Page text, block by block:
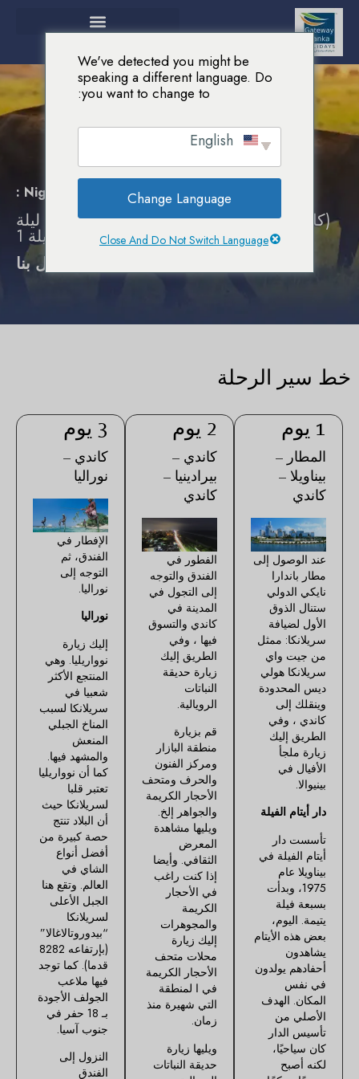
الرئيسية باقات سياحية
بوابة لسريلنكا
(كاندي ( ليلة 2) - نواريليا ( ليلة 2)- كالوتارا ( ليلة
2)- كولومبوا ( ليلة 1
خط سير الرحلة
1 يوم
المطار –
بيناويلا –
كاندي
عند الوصول إلى
مطار باندارا
نايكي الدولي
ستنال الذوق
الأول لضيافة
سريلانكا: ممثل
من جيت واي
سريلانكا هولي
ديس المحدودة
وينقلك إلى
كاندي ، وفي
الطريق إليك
زيارة ملجأ
الأفيال في
بينيوالا.
دار أيتام الفيلة
تأسست دار
أيتام الفيلة في
بيناويلا عام
1975، وبدأت
بسبعة فيلة
يتيمة. اليوم،
بعض هذه الأيتام
يشاهدون
أحفادهم يولدون
في نفس
المكان. الهدف
الأصلي من
تأسيس الدار
كان سياحيًا،
لكنه أصبح
2 يوم
كاندي –
بيرادينيا –
كاندي
الفطور في
الفندق والتوجه
إلى التجول في
المدينة في
كاندي والتسوق
فيها ، وفي
الطريق إليك
زيارة حديقة
النباتات
الرويالية.
قم بزيارة
منطقة البازار
ومركز الفنون
والحرف ومتحف
الأحجار الكريمة
والجواهر إلخ.
ويليها مشاهدة
المعرض
الثقافي. وأيضا
إذا كنت راغب
في الأحجار
الكريمة
والمجوهرات
إليك زيارة
محلات متحف
الأحجار الكريمة
في ا لمنطقة
التي شهيرة منذ
زمان.
ويليها زيارة
حديقة النباتات
3 يوم
كاندي –
نوراليا
الإفطار في
الفندق، ثم
التوجه إلى
نوراليا.
نوراليا
إليك زيارة
نوواريليا. وهي
المنتجع الأكثر
شعبيا في
سريلانكا لسبب
المناخ الجبلي
المنعش
والمشهد فيها.
كما أن نوواريليا
تعتبر قلبا
لسريلانكا حيث
أن البلاد تنتج
حصة كبيرة من
أفضل أنواع
الشاي في
العالم. وتقع هنا
الجبل الأعلى
لسريلانكا
“بيدوروتالاغالا”
(بإرتفاعه 8282
قدما). كما توجد
فيها ملاعب
الجولف الأجودة
بـ 18 حفر في
جنوب آسيا.
النزول إلى
الفندق
We've detected you might be
speaking a different language. Do
you want to change to:
Change Language
Close And Do Not Switch Language